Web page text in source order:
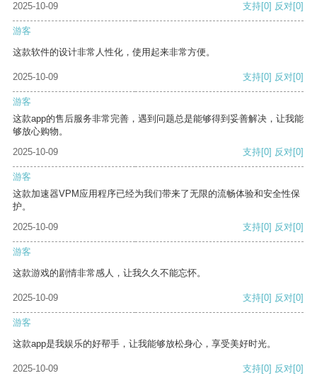
2025-10-09 支持[0] 反对[0]
游客
这款软件的设计非常人性化，使用起来非常方便。
2025-10-09 支持[0] 反对[0]
游客
这款app的售后服务非常完善，遇到问题总是能够得到妥善解决，让我能
够放心购物。
2025-10-09
支持[0] 反对[0]
游客
这款加速器VPM应用程序已经为我们带来了无限的流畅体验和安全性保
护。
2025-10-09
支持[0] 反对[0]
游客
这款游戏的剧情非常感人，让我久久不能忘怀。
2025-10-09 支持[0] 反对[0]
游客
这款app是我娱乐的好帮手，让我能够放松身心，享受美好时光。
2025-10-09 支持[0] 反对[0]